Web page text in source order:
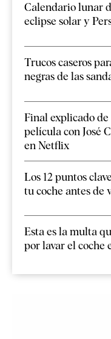
Calendario lunar
eclipse solar y
Trucos caseros
negras de las
Final explicado de
película con José
en Netflix
Los 12 puntos
tu coche antes de
Esta es la multa
por lavar el coche